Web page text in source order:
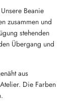
Beanie
zusammen und
stehenden
Übergang und
aus
Die Farben